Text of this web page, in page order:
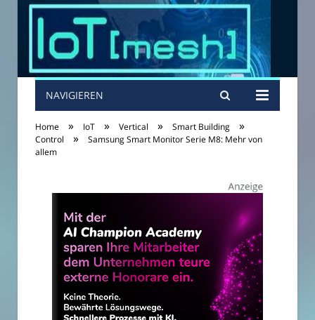
NAVIGIEREN
Home » IoT » Vertical » Smart Building »
Control »
Samsung Smart Monitor Serie M8: Mehr von
allem